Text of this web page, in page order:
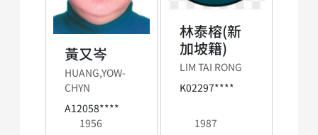
黃又岑
HUANG,YOW-
CHYN
A12058****
1956
林泰榕(新
加坡籍)
LIM TAI RONG
K02297****
1987